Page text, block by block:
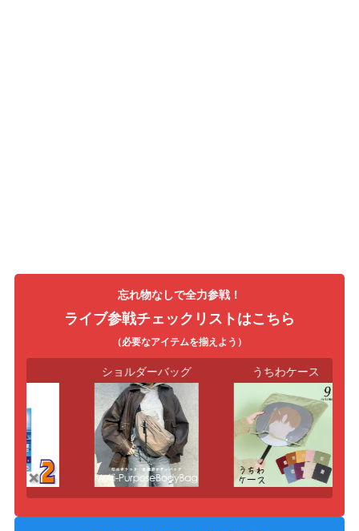
忘れ物なしで全力参戦！
ライブ参戦チェックリストはこちら
（必要なアイテムを揃えよう）
ショルダーバッグ うちわケース